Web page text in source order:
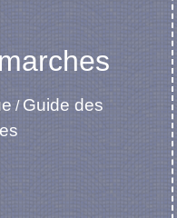
/ Guide des